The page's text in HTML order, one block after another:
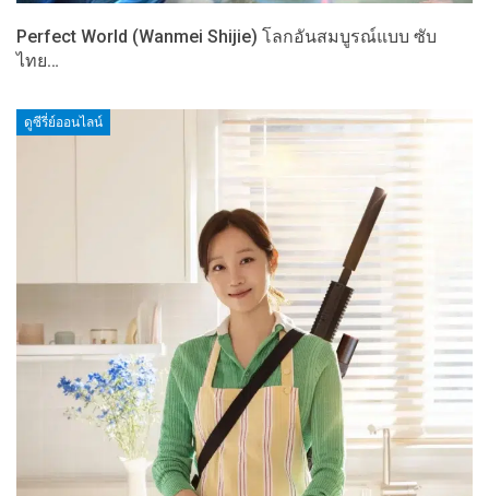
Perfect World (Wanmei Shijie) โลกอันสมบูรณ์แบบ ซับ
ไทย…
ดูซีรี่ย์ออนไลน์